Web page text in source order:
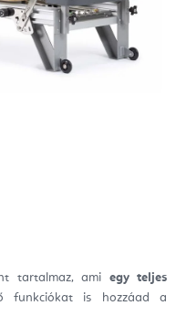
tartalmaz, ami egy teljes
funkciókat is hozzáad a